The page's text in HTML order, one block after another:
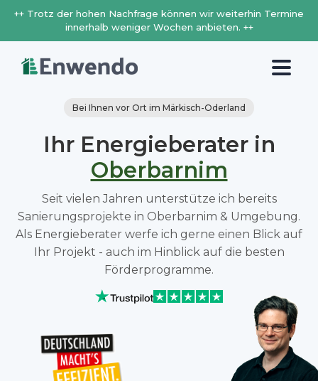
++ Trotz der hohen Nachfrage können wir weiterhin Termine
innerhalb weniger Wochen anbieten. ++
Bei Ihnen vor Ort im Märkisch-Oderland
Ihr Energieberater in
Oberbarnim
Seit vielen Jahren unterstütze ich bereits
Sanierungsprojekte in Oberbarnim & Umgebung.
Als Energieberater werfe ich gerne einen Blick auf
Ihr Projekt - auch im Hinblick auf die besten
Förderprogramme.